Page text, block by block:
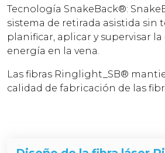
Tecnología SnakeBack®:
sistema de retirada asistida sin
planificar, aplicar y supervisar
energía en la vena.
Las fibras Ringlight_SB®
calidad de fabricación de las